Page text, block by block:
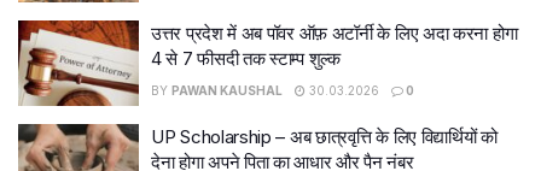
उत्तर प्रदेश में अब पॉवर ऑफ़ अटॉर्नी के लिए अदा करना होगा
4 से 7 फीसदी तक स्टाम्प शुल्क
BY PAWAN KAUSHAL 30.03.2026 0
UP Scholarship – अब छात्रवृत्ति के लिए विद्यार्थियों को
देना होगा अपने पिता का आधार और पैन नंबर